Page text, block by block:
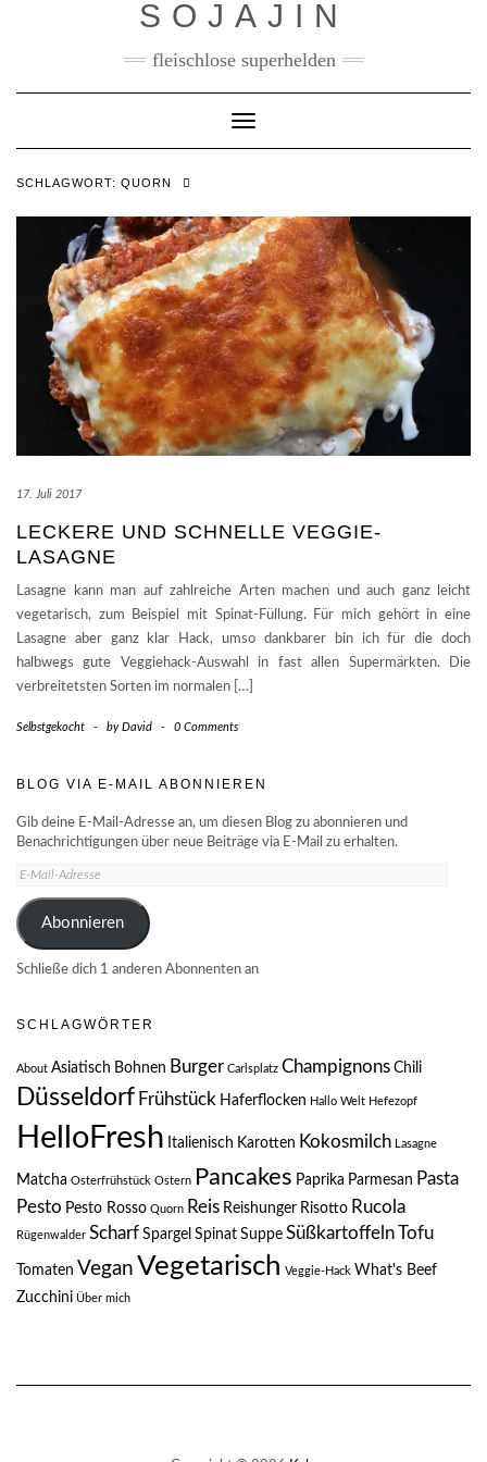
SOJAJIN
fleischlose superhelden
Toggle
SCHLAGWORT: QUORN
17. Juli 2017
LECKERE UND SCHNELLE VEGGIE-
LASAGNE
Lasagne kann man auf zahlreiche Arten machen und auch ganz leicht
vegetarisch, zum Beispiel mit Spinat-Füllung. Für mich gehört in eine
Lasagne aber ganz klar Hack, umso dankbarer bin ich für die doch
halbwegs gute Veggiehack-Auswahl in fast allen Supermärkten. Die
verbreitetsten Sorten im normalen […]
Selbstgekocht - byDavid - 0 Comments
BLOG VIA E-MAIL ABONNIEREN
Gib deine E-Mail-Adresse an, um diesen Blog zu abonnieren und
Benachrichtigungen über neue Beiträge via E-Mail zu erhalten.
E-
Adresse
Abonnieren
Schließe dich 1 anderen Abonnenten an
SCHLAGWÖRTER
About Asiatisch Bohnen Burger Carlsplatz Champignons Chili
Düsseldorf Frühstück Haferflocken Hallo Welt Hefezopf
HelloFresh Italienisch Karotten Kokosmilch Lasagne
Matcha Osterfrühstück Ostern Pancakes Paprika Parmesan Pasta
Pesto Pesto Rosso Quorn Reis Reishunger Risotto Rucola
Rügenwalder Scharf Spargel Spinat Suppe SüßkartoffelnTofu
Tomaten Vegan Vegetarisch Veggie-Hack What's Beef
Zucchini Über mich